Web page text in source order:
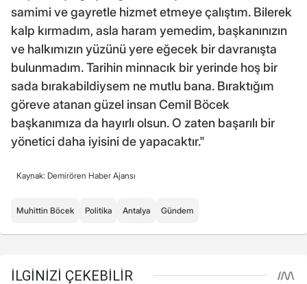
samimi ve gayretle hizmet etmeye çalıştım. Bilerek
kalp kırmadım, asla haram yemedim, başkanınızın
ve halkımızın yüzünü yere eğecek bir davranışta
bulunmadım. Tarihin minnacık bir yerinde hoş bir
sada bırakabildiysem ne mutlu bana. Bıraktığım
göreve atanan güzel insan Cemil Böcek
başkanımıza da hayırlı olsun. O zaten başarılı bir
yönetici daha iyisini de yapacaktır."
Kaynak: Demirören Haber Ajansı
Muhittin Böcek Politika Antalya Gündem